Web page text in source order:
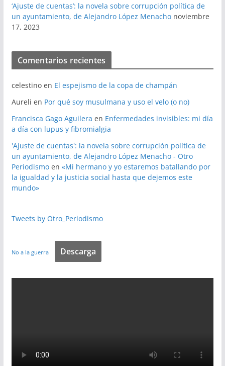
‘Ajuste de cuentas’: la novela sobre corrupción política de
un ayuntamiento, de Alejandro López Menacho noviembre
17, 2023
Comentarios recientes
celestinoen El espejismo de la copa de champán
Aureli en Por qué soy musulmana y uso el velo (o no)
Francisca Gago Aguilera en Enfermedades invisibles: mi día
a día con lupus y fibromialgia
'Ajuste de cuentas': la novela sobre corrupción política de
un ayuntamiento, de Alejandro López Menacho - Otro
Periodismoen «Mi hermano y yo estaremos batallando por
la igualdad y la justicia social hasta que dejemos este
mundo»
Tweets by Otro_Periodismo
No a la guerra Descarga